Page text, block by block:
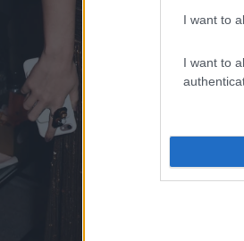
I want to
I want to